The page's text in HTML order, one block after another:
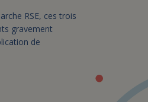
RSE, ces trois
gravement
de